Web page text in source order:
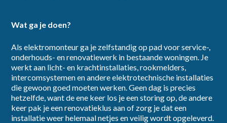
Wat ga je doen?
Als elektromonteur ga je zelfstandig op pad voor service-,
onderhouds- en renovatiewerk in bestaande woningen. Je
werkt aan licht- en krachtinstallaties, rookmelders,
intercomsystemen en andere elektrotechnische installaties
die gewoon goed moeten werken. Geen dag is precies
hetzelfde, want de ene keer los je een storing op, de andere
keer pak je een renovatieklus aan of zorg je dat een
installatie weer helemaal netjes en veilig wordt opgeleverd.
provincie